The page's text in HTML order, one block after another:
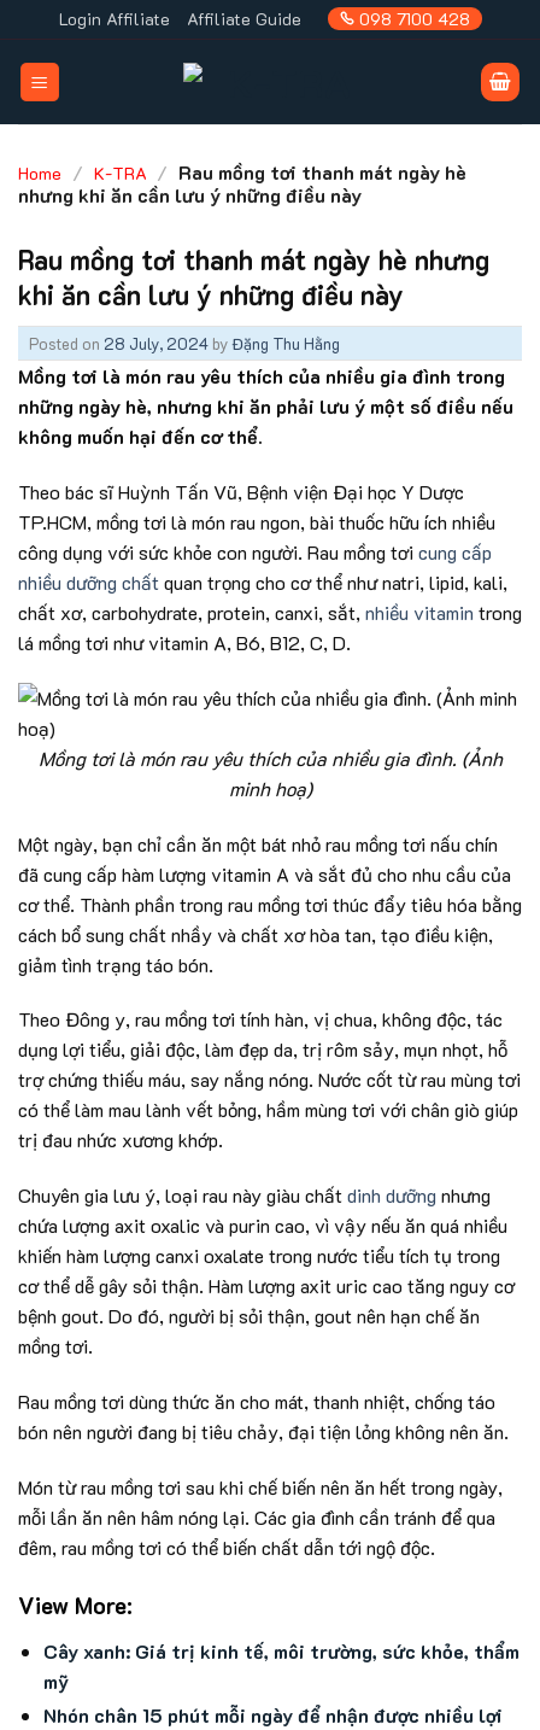
to
content
Login Affiliate Affiliate Guide 098 7100 428
Home / K-TRA / Rau mồng tơi thanh mát ngày hè
nhưng khi ăn cần lưu ý những điều này
Rau mồng tơi thanh mát ngày hè nhưng
khi ăn cần lưu ý những điều này
Posted on 28 July, 2024 byĐặng Thu Hằng
Mồng tơi là món rau yêu thích của nhiều gia đình trong
những ngày hè, nhưng khi ăn phải lưu ý một số điều nếu
không muốn hại đến cơ thể.
Theo bác sĩ Huỳnh Tấn Vũ, Bệnh viện Đại học Y Dược
TP.HCM, mồng tơi là món rau ngon, bài thuốc hữu ích nhiều
công dụng với sức khỏe con người. Rau mồng tơi cung cấp
nhiều dưỡng chấtquan trọng cho cơ thể như natri, lipid, kali,
chất xơ, carbohydrate, protein, canxi, sắt, nhiều vitamin trong
lá mồng tơi như vitamin A, B6, B12, C, D.
Mồng tơi là món rau yêu thích của nhiều gia đình. (Ảnh
minh hoạ)
Một ngày, bạn chỉ cần ăn một bát nhỏ rau mồng tơi nấu chín
đã cung cấp hàm lượng vitamin A và sắt đủ cho nhu cầu của
cơ thể. Thành phần trong rau mồng tơi thúc đẩy tiêu hóa bằng
cách bổ sung chất nhầy và chất xơ hòa tan, tạo điều kiện,
giảm tình trạng táo bón.
Theo Đông y, rau mồng tơi tính hàn, vị chua, không độc, tác
dụng lợi tiểu, giải độc, làm đẹp da, trị rôm sảy, mụn nhọt, hỗ
trợ chứng thiếu máu, say nắng nóng. Nước cốt từ rau mùng tơi
có thể làm mau lành vết bỏng, hầm mùng tơi với chân giò giúp
trị đau nhức xương khớp.
Chuyên gia lưu ý, loại rau này giàu chấtdinh dưỡng nhưng
chứa lượng axit oxalic và purin cao, vì vậy nếu ăn quá nhiều
khiến hàm lượng canxi oxalate trong nước tiểu tích tụ trong
cơ thể dễ gây sỏi thận. Hàm lượng axit uric cao tăng nguy cơ
bệnh gout. Do đó, người bị sỏi thận, gout nên hạn chế ăn
mồng tơi.
Rau mồng tơi dùng thức ăn cho mát, thanh nhiệt, chống táo
bón nên người đang bị tiêu chảy, đại tiện lỏng không nên ăn.
Món từ rau mồng tơi sau khi chế biến nên ăn hết trong ngày,
mỗi lần ăn nên hâm nóng lại. Các gia đình cần tránh để qua
đêm, rau mồng tơi có thể biến chất dẫn tới ngộ độc.
View More:
Cây xanh: Giá trị kinh tế, môi trường, sức khỏe, thẩm
mỹ
Nhón chân 15 phút mỗi ngày để nhận được nhiều lợi